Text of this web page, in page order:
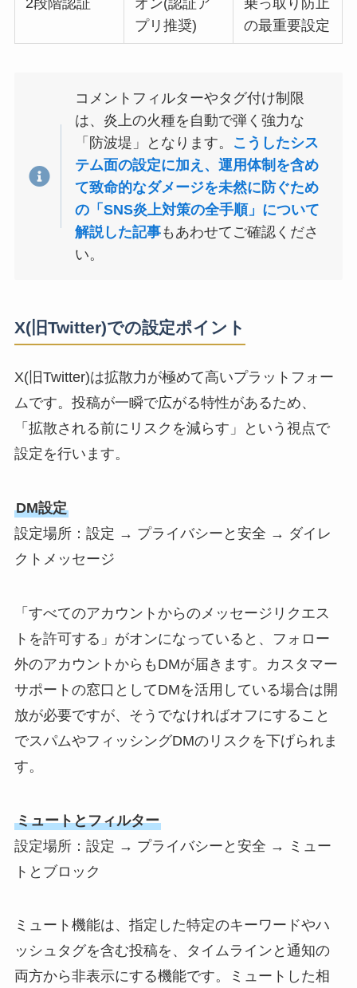
プリ推奨)
の最重要設定
コメントフィルターやタグ付け制限
は、炎上の火種を自動で弾く強力な
「防波堤」となります。 こうしたシス
テム面の設定に加え、運用体制を含め
て致命的なダメージを未然に防ぐため
の「SNS炎上対策の全手順」について
解説した記事もあわせてご確認くださ
い。
X(旧Twitter)での設定ポイント
X(旧Twitter)は拡散力が極めて高いプラットフォー
ムです。投稿が一瞬で広がる特性があるため、
「拡散される前にリスクを減らす」という視点で
設定を行います。
DM設定
設定場所：設定 → プライバシーと安全 → ダイレ
クトメッセージ
「すべてのアカウントからのメッセージリクエス
トを許可する」がオンになっていると、フォロー
外のアカウントからもDMが届きます。カスタマー
サポートの窓口としてDMを活用している場合は開
放が必要ですが、そうでなければオフにすること
でスパムやフィッシングDMのリスクを下げられま
す。
ミュートとフィルター
設定場所：設定 → プライバシーと安全 → ミュー
トとブロック
ミュート機能は、指定した特定のキーワードやハ
ッシュタグを含む投稿を、タイムラインと通知の
両方から非表示にする機能です。ミュートした相